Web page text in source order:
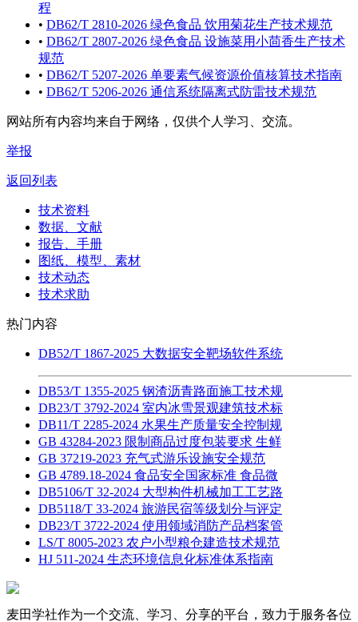
程
• DB62/T 2810-2026 绿色食品 饮用菊花生产技术规范
• DB62/T 2807-2026 绿色食品 设施菜用小茴香生产技术
规范
• DB62/T 5207-2026 单要素气候资源价值核算技术指南
• DB62/T 5206-2026 通信系统隔离式防雷技术规范
网站所有内容均来自于网络，仅供个人学习、交流。
举报
返回列表
技术资料
数据、文献
报告、手册
图纸、模型、素材
技术动态
技术求助
热门内容
DB52/T 1867-2025 大数据安全靶场软件系统
DB53/T 1355-2025 钢渣沥青路面施工技术规
DB23/T 3792-2024 室内冰雪景观建筑技术标
DB11/T 2285-2024 水果生产质量安全控制规
GB 43284-2023 限制商品过度包装要求 生鲜
GB 37219-2023 充气式游乐设施安全规范
GB 4789.18-2024 食品安全国家标准 食品微
DB5106/T 32-2024 大型构件机械加工工艺路
DB5118/T 33-2024 旅游民宿等级划分与评定
DB23/T 3722-2024 使用领域消防产品档案管
LS/T 8005-2023 农户小型粮仓建造技术规范
HJ 511-2024 生态环境信息化标准体系指南
麦田学社作为一个交流、学习、分享的平台，致力于服务各位